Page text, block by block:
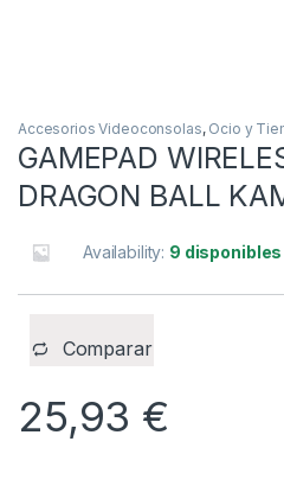
Accesorios Videoconsolas, Ocio y
GAMEPAD
DRAGON BALL
Availability: 9 disponibles
Comparar
25,93 €